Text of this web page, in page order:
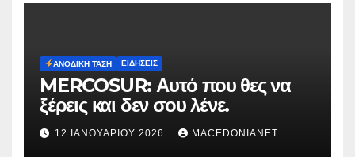
ΑΝΟΔΙΚΉ ΤΆΣΗ ΕΙΔΉΣΕΙΣ
MERCOSUR: Αυτό που θες να
ξέρεις και δεν σου λένε.
12 ΙΑΝΟΥΑΡΊΟΥ 2026 MACEDONIANET